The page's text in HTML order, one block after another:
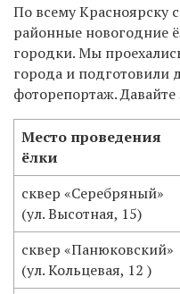
По всему Красноярску
районные новогодние
городки. Мы
города и подготовили
фоторепортаж.
Место проведения
ёлки
сквер «Серебряный»
(ул. Высотная, 15)
сквер «Панюковский»
(ул. Кольцевая, 12 )